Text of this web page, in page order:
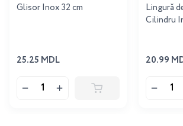
Glisor Inox 32 cm
25.25 MDL
Lingură
Cilindru
20.99